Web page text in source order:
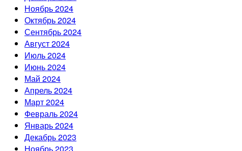
Ноябрь 2024
Октябрь 2024
Сентябрь 2024
Август 2024
Июль 2024
Июнь 2024
Май 2024
Апрель 2024
Март 2024
Февраль 2024
Январь 2024
Декабрь 2023